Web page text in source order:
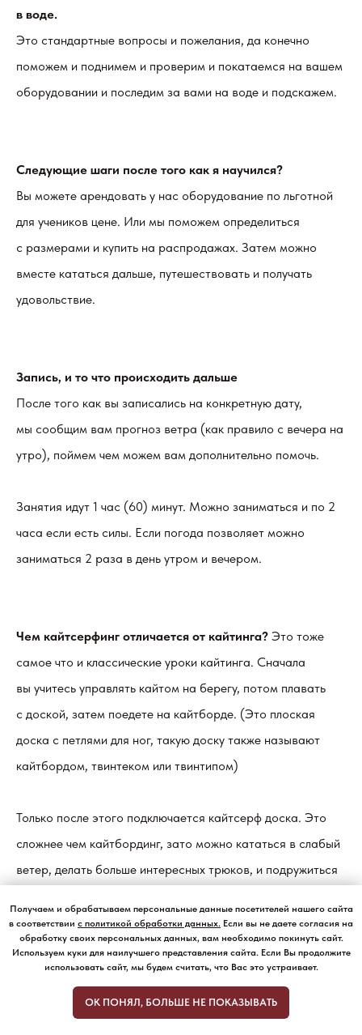
в воде.
Это стандартные вопросы и пожелания, да конечно
поможем и поднимем и проверим и покатаемся на вашем
оборудовании и последим за вами на воде и подскажем.
Следующие шаги после того как я научился?
Вы можете арендовать у нас оборудование по льготной
для учеников цене. Или мы поможем определиться
с размерами и купить на распродажах. Затем можно
вместе кататься дальше, путешествовать и получать
удовольствие.
Запись, и то что происходить дальше
После того как вы записались на конкретную дату,
мы сообщим вам прогноз ветра (как правило с вечера на
утро), поймем чем можем вам дополнительно помочь.
Занятия идут 1 час (60) минут. Можно заниматься и по 2
часа если есть силы. Если погода позволяет можно
заниматься 2 раза в день утром и вечером.
Чем кайтсерфинг отличается от кайтинга? Это тоже
самое что и классические уроки кайтинга. Сначала
вы учитесь управлять кайтом на берегу, потом плавать
с доской, затем поедете на кайтборде. (Это плоская
доска с петлями для ног, такую доску также называют
кайтбордом, твинтеком или твинтипом)
Только после этого подключается кайтсерф доска. Это
сложнее чем кайтбординг, зато можно кататься в слабый
ветер, делать больше интересных трюков, и подружиться
Как выглядит занятие кайтсерфингом? Сколько стоит?
Курс состоит из 5 — 10 индивидуальных занятий,
Получаем и обрабатываем персональные данные посетителей нашего сайта
в соответствии с политикой обработки данных. Если вы не даете согласия на
обработку своих персональных данных, вам необходимо покинуть сайт.
Используем куки для наилучшего представления сайта. Если Вы продолжите
использовать сайт, мы будем считать, что Вас это устраивает.
ОК ПОНЯЛ, БОЛЬШЕ НЕ ПОКАЗЫВАТЬ